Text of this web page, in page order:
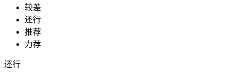
较差
还行
推荐
力荐
还行